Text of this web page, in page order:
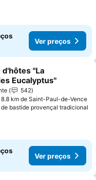
Ver preços
aos favoritos
"La
Eucalyptus"
542
8.8 km de Saint-Paul-de-Vence
bastide provençal tradicional
Ver preços